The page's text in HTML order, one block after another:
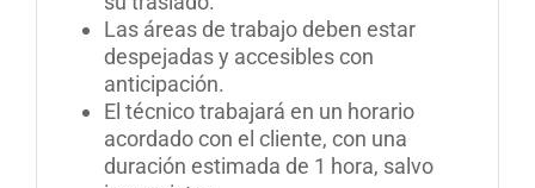
Las áreas de trabajo deben estar
despejadas y accesibles con
anticipación.
El técnico trabajará en un horario
acordado con el cliente, con una
duración estimada de 1 hora, salvo